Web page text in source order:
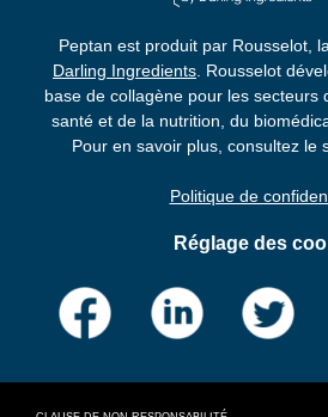
Peptan est produit par Rousselot,
Darling Ingredients . Rousselot
base de collagène pour les secteurs
santé et de la nutrition, du
Pour en savoir plus, consultez le
Politique de
Réglage des